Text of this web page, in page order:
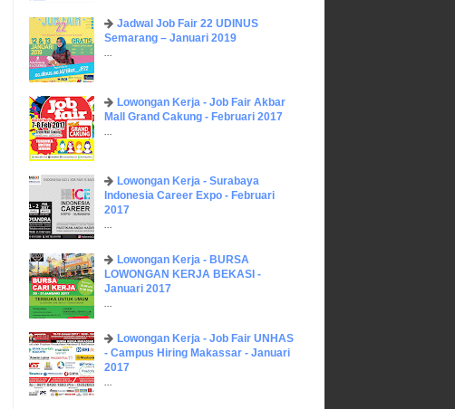
Jadwal Job Fair 22 UDINUS
Semarang – Januari 2019
...
Lowongan Kerja - Job Fair ​Akbar ​
Mall Grand Cakung - Februari 2017
...
Lowongan Kerja - Surabaya
Indonesia Career Expo - Februari
2017
...
Lowongan Kerja - BURSA
LOWONGAN KERJA BEKASI -
Januari 2017
...
Lowongan Kerja - Job Fair UNHAS
- Campus Hiring Makassar - Januari
2017
...